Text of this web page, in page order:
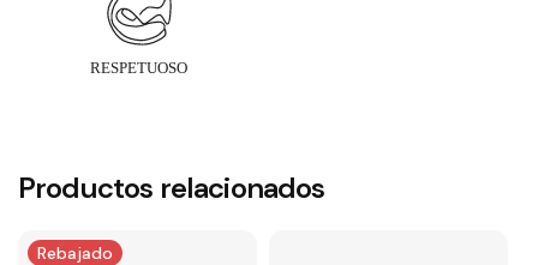
Productos relacionados
Rebajado